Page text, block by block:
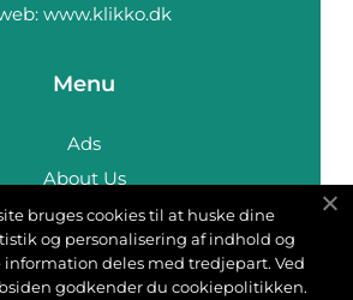
www.klikko.dk
Menu
Ads
About Us
Cookies
Contact
Sitemap
bruges cookies til at huske dine
og personalisering af indhold og
information deles med tredjepart. Ved
godkender du cookiepolitikken.